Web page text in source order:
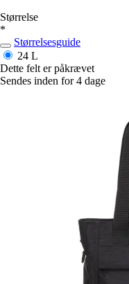
Størrelse
*
Størrelsesguide
24 L
Dette felt er påkrævet
Sendes inden for 4 dage